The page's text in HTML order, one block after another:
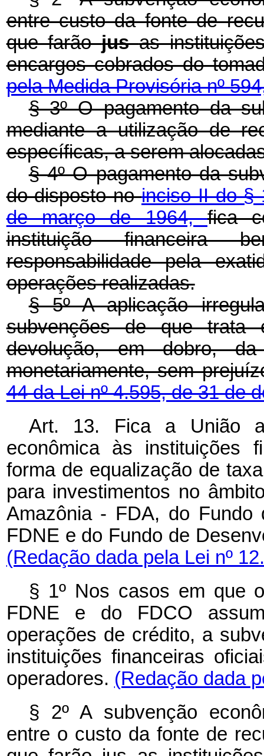
entre custo da fonte de
que farãojusas
encargos cobrados do
pela Medida Provisória nº
§ 3º O pagamento da
mediante a utilização de
específicas, a serem
§ 4º O pagamento da
do disposto noinciso II do §
de março de 1964,fica
instituição financeira
responsabilidade pela
operações realizadas.
§ 5º A aplicação
subvenções de que trata
devolução, em dobro, da
monetariamente, sem
44 da Lei nº 4.595, de 31 de
Art. 13. Fica a União
econômica às instituições
forma de equalização de
para investimentos no
Amazônia - FDA, do Fundo
FDNE e do Fundo de
(Redação dada pela Lei nº
§ 1º Nos casos em que
FDNE e do FDCO
operações de crédito, a
instituições financeiras
operadores. (Redação dada
§ 2º A subvenção
entre o custo da fonte de